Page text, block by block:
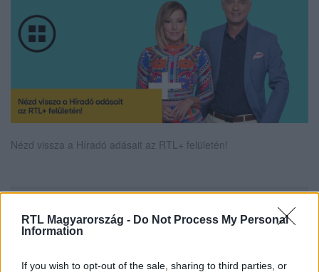
RTL Magyarország - Do Not Process My Personal
Information
If you wish to opt-out of the sale, sharing to third parties, or
Nézd vissza a Híradó adásait az RTL+ felületén!
legyen a Google-találatokban!